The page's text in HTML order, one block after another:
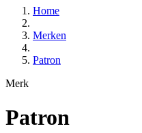
Home
Merken
Patron
Merk
Patron